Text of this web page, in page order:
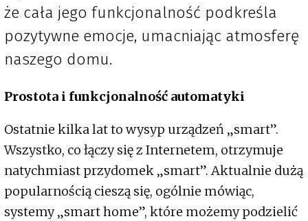
że cała jego funkcjonalność podkreśla
pozytywne emocje, umacniając atmosferę
naszego domu.
Prostota i funkcjonalność automatyki
Ostatnie kilka lat to wysyp urządzeń „smart”.
Wszystko, co łączy się z Internetem, otrzymuje
natychmiast przydomek „smart”. Aktualnie dużą
popularnością cieszą się, ogólnie mówiąc,
systemy „smart home”, które możemy podzielić